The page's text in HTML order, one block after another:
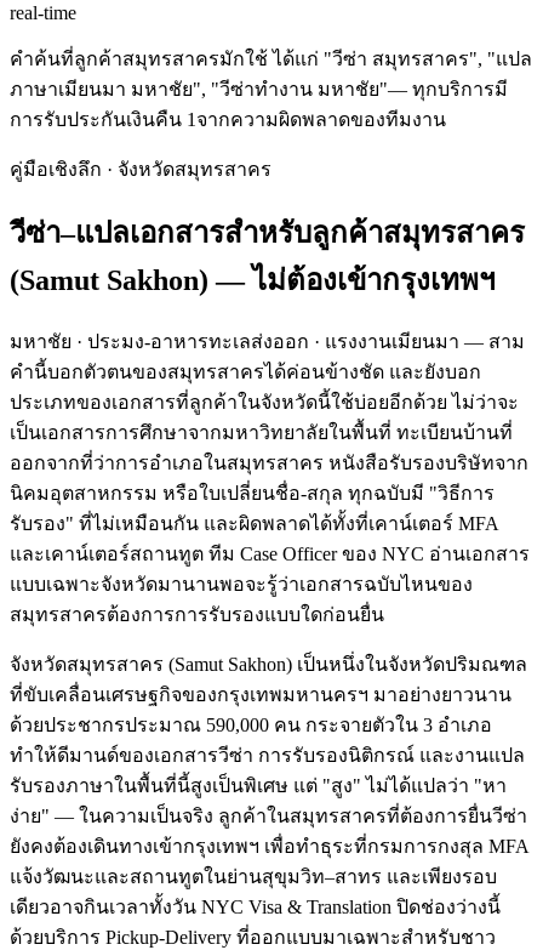
real-time
คำค้นที่ลูกค้าสมุทรสาครมักใช้ ได้แก่ "วีซ่า สมุทรสาคร", "แปล
ภาษาเมียนมา มหาชัย", "วีซ่าทำงาน มหาชัย"— ทุกบริการมี
การรับประกันเงินคืน 1จากความผิดพลาดของทีมงาน
คู่มือเชิงลึก · จังหวัดสมุทรสาคร
วีซ่า–แปลเอกสารสำหรับลูกค้าสมุทรสาคร
(Samut Sakhon) — ไม่ต้องเข้ากรุงเทพฯ
มหาชัย · ประมง-อาหารทะเลส่งออก · แรงงานเมียนมา — สาม
คำนี้บอกตัวตนของสมุทรสาครได้ค่อนข้างชัด และยังบอก
ประเภทของเอกสารที่ลูกค้าในจังหวัดนี้ใช้บ่อยอีกด้วย ไม่ว่าจะ
เป็นเอกสารการศึกษาจากมหาวิทยาลัยในพื้นที่ ทะเบียนบ้านที่
ออกจากที่ว่าการอำเภอในสมุทรสาคร หนังสือรับรองบริษัทจาก
นิคมอุตสาหกรรม หรือใบเปลี่ยนชื่อ-สกุล ทุกฉบับมี "วิธีการ
รับรอง" ที่ไม่เหมือนกัน และผิดพลาดได้ทั้งที่เคาน์เตอร์ MFA
และเคาน์เตอร์สถานทูต ทีม Case Officer ของ NYC อ่านเอกสาร
แบบเฉพาะจังหวัดมานานพอจะรู้ว่าเอกสารฉบับไหนของ
สมุทรสาครต้องการการรับรองแบบใดก่อนยื่น
จังหวัดสมุทรสาคร (Samut Sakhon) เป็นหนึ่งในจังหวัดปริมณฑล
ที่ขับเคลื่อนเศรษฐกิจของกรุงเทพมหานครฯ มาอย่างยาวนาน
ด้วยประชากรประมาณ 590,000 คน กระจายตัวใน 3 อำเภอ
ทำให้ดีมานด์ของเอกสารวีซ่า การรับรองนิติกรณ์ และงานแปล
รับรองภาษาในพื้นที่นี้สูงเป็นพิเศษ แต่ "สูง" ไม่ได้แปลว่า "หา
ง่าย" — ในความเป็นจริง ลูกค้าในสมุทรสาครที่ต้องการยื่นวีซ่า
ยังคงต้องเดินทางเข้ากรุงเทพฯ เพื่อทำธุระที่กรมการกงสุล MFA
แจ้งวัฒนะและสถานทูตในย่านสุขุมวิท–สาทร และเพียงรอบ
เดียวอาจกินเวลาทั้งวัน NYC Visa & Translation ปิดช่องว่างนี้
ด้วยบริการ Pickup-Delivery ที่ออกแบบมาเฉพาะสำหรับชาว